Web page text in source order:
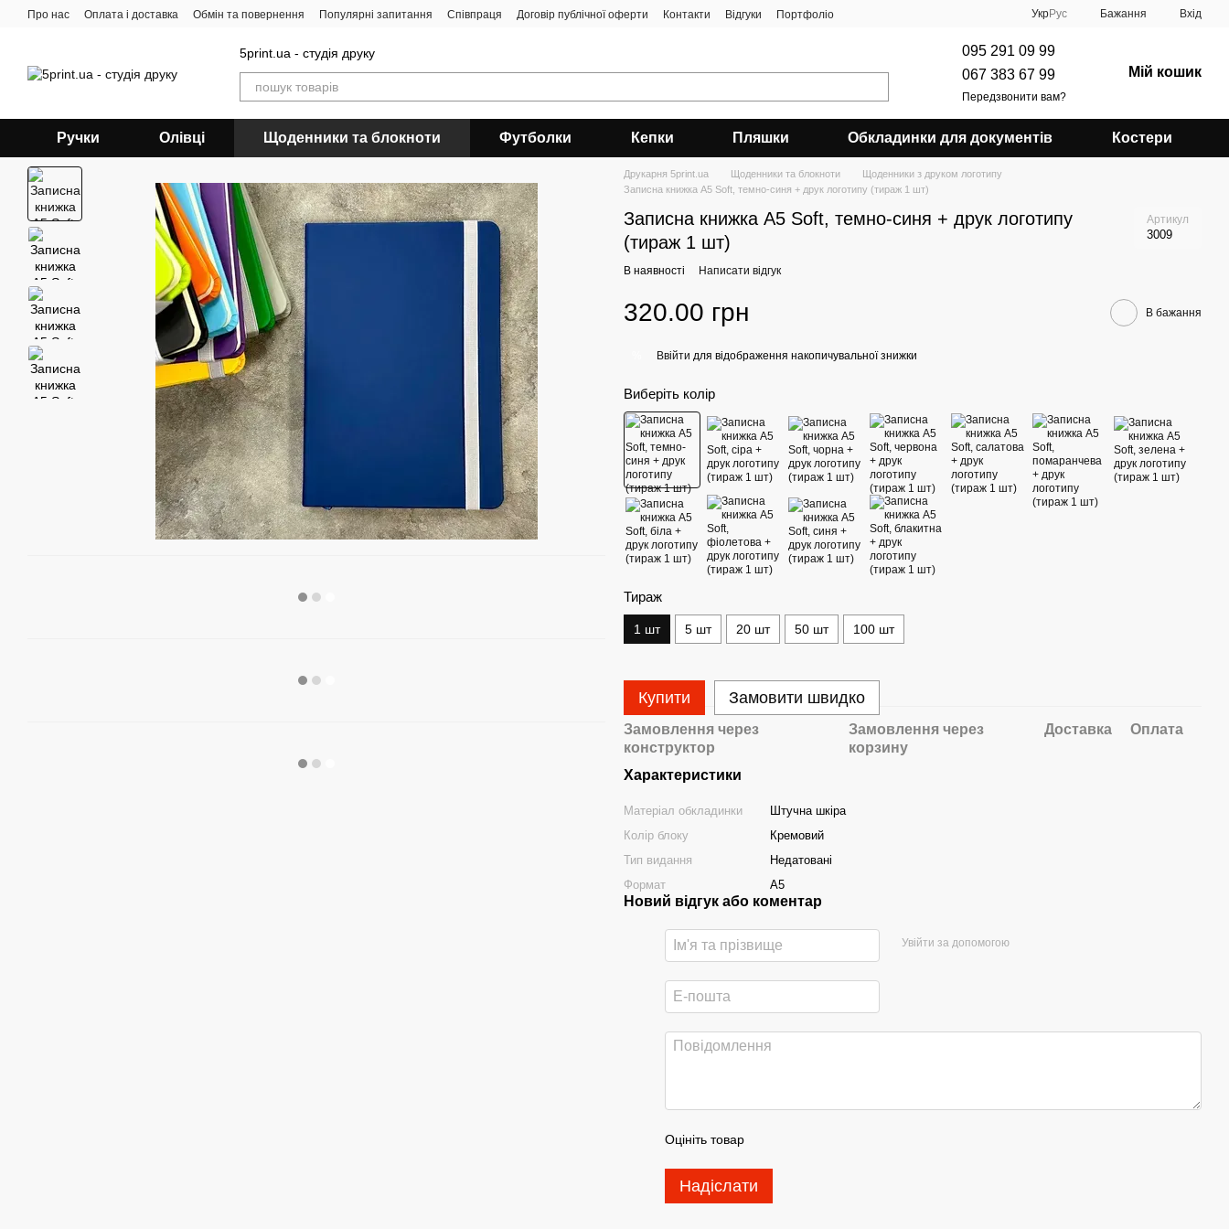
Перейти до основного контенту
Про нас Оплата і доставка Обмін та повернення Популярні запитання Співпраця Договір публічної оферти Контакти Відгуки Портфоліо УкрРус Бажання Вхід
5print.ua - студія друку
095 291 09 99
067 383 67 99
Передзвонити вам?
Мій кошик
Ручки Олівці Щоденники та блокноти Футболки Кепки Пляшки Обкладинки для документів Костери
Друкарня 5print.ua Щоденники та блокноти
Щоденники з друком логотипу
Записна книжка А5 Soft, темно-синя + друк логотипу (тираж 1 шт)
Записна книжка А5 Soft, темно-синя + друк логотипу
(тираж 1 шт)
Артикул
3009
В наявності Написати відгук
320.00 грн В бажання
Ввійти для відображення накопичувальної знижки
Виберіть колір
Тираж
1 шт 5 шт 20 шт 50 шт 100 шт
Купити Замовити швидко
Замовлення через
конструктор
Замовлення через
корзину
Доставка Оплата
Характеристики
Матеріал обкладинки
Штучна шкіра
Колір блоку
Кремовий
Тип видання
Недатовані
Формат
А5
Новий відгук або коментар
Увійти за допомогою
Оцініть товар
Надіслати